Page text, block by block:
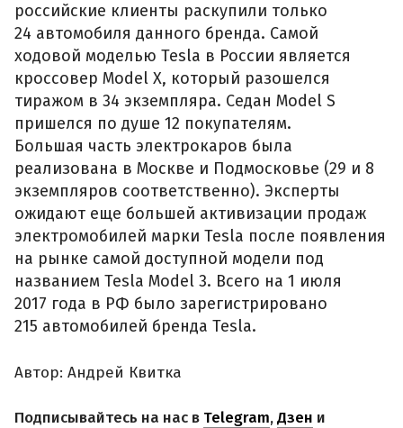
российские клиенты раскупили только
24 автомобиля данного бренда. Самой
ходовой моделью Tesla в России является
кроссовер Model X, который разошелся
тиражом в 34 экземпляра. Седан Model S
пришелся по душе 12 покупателям.
Большая часть электрокаров была
реализована в Москве и Подмосковье (29 и 8
экземпляров соответственно). Эксперты
ожидают еще большей активизации продаж
электромобилей марки Tesla после появления
на рынке самой доступной модели под
названием Tesla Model 3. Всего на 1 июля
2017 года в РФ было зарегистрировано
215 автомобилей бренда Tesla.
Автор: Андрей Квитка
Подписывайтесь на нас в Telegram,Дзен и